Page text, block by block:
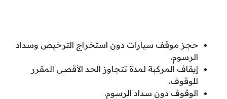
حجز موقف سيارات دون استخراج الترخيص وسداد
الرسوم.
إيقاف المركبة لمدة تتجاوز الحد الأقصى المقرر
للوقوف.
الوقوف دون سداد الرسوم.